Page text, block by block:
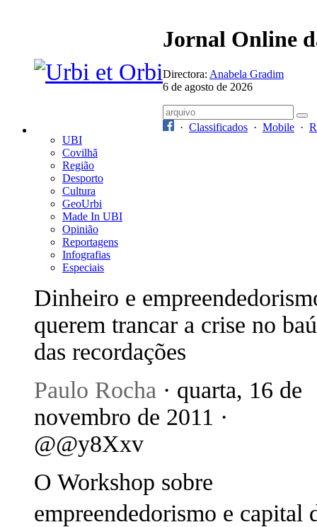
Jornal Online
Directora: Anabela Gradim
6 de agosto de 2026
· Classificados · Mobile ·
UBI
Covilhã
Região
Desporto
Cultura
GeoUrbi
Made In UBI
Opinião
Reportagens
Infografias
Especiais
Dinheiro e
querem trancar a crise no baú
das recordações
Paulo Rocha · quarta, 16 de
novembro de 2011 ·
@@y8Xxv
O Workshop sobre
empreendedorismo e capital